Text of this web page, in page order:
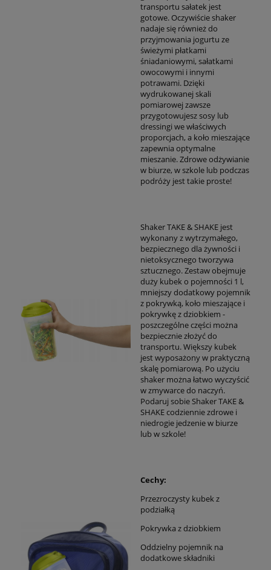
transportu sałatek jest
gotowe. Oczywiście shaker
nadaje się również do
przyjmowania jogurtu ze
świeżymi płatkami
śniadaniowymi, sałatkami
owocowymi i innymi
potrawami. Dzięki
wydrukowanej skali
pomiarowej zawsze
przygotowujesz sosy lub
dressingi we właściwych
proporcjach, a koło mieszające
zapewnia optymalne
mieszanie. Zdrowe odżywianie
w biurze, w szkole lub podczas
podróży jest takie proste!
Shaker TAKE & SHAKE jest
wykonany z wytrzymałego,
bezpiecznego dla żywności i
nietoksycznego tworzywa
sztucznego. Zestaw obejmuje
duży kubek o pojemności 1 l,
mniejszy dodatkowy pojemnik
z pokrywką, koło mieszające i
pokrywkę z dziobkiem -
poszczególne części można
bezpiecznie złożyć do
transportu. Większy kubek
jest wyposażony w praktyczną
skalę pomiarową. Po użyciu
shaker można łatwo wyczyścić
w zmywarce do naczyń.
Podaruj sobie Shaker TAKE &
SHAKE codziennie zdrowe i
niedrogie jedzenie w biurze
lub w szkole!
Cechy:
Przezroczysty kubek z
podziałką
Pokrywka z dziobkiem
Oddzielny pojemnik na
dodatkowe składniki